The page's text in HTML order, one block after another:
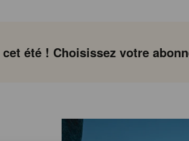
cet été ! Choisissez votre